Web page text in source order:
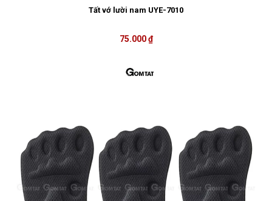
Tất vớ lười nam UYE-7010
75.000 ₫